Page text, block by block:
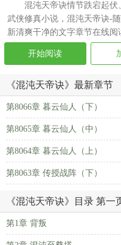
混沌天帝诀情节跌宕起
武侠修真小说，混沌天帝诀-
新清爽干净的文字章节在线阅
开始阅读
《混沌天帝诀》最新章节
第8066章 暮云仙人（下）
第8065章 暮云仙人（中）
第8064章 暮云仙人（上）
第8063章 传授战阵（下）
《混沌天帝诀》目录 第一
第1章 背叛